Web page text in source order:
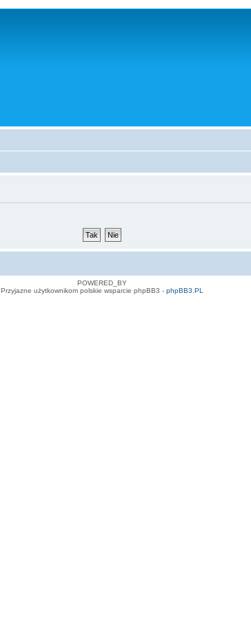
POWERED_BY
Przyjazne użytkownikom polskie wsparcie phpBB3 - phpBB3.PL